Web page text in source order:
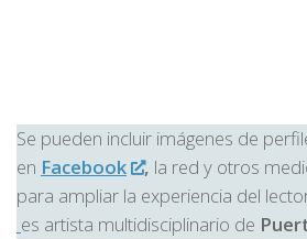
Se pueden incluir imágenes de
en Facebook , la red y otros
para ampliar la experiencia del
es artista multidisciplinario de